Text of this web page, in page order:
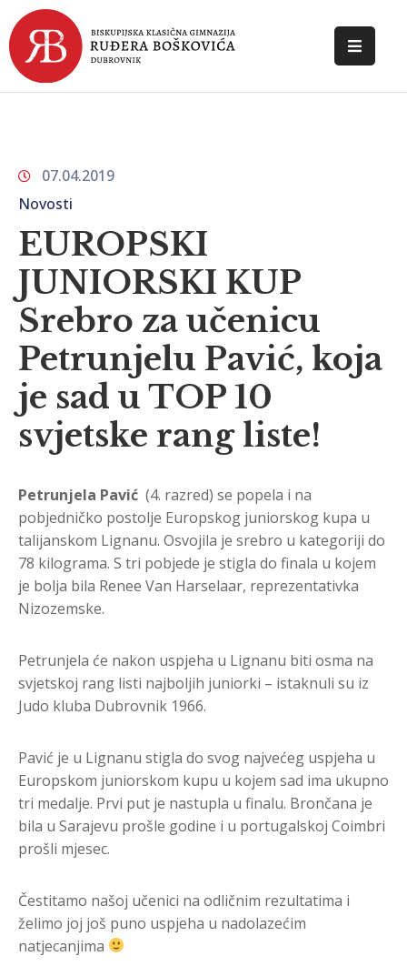
POČETNA
NOVOSTI
KONTAKT
07.04.2019
Novosti
EUROPSKI
JUNIORSKI KUP
Srebro za učenicu
Petrunjelu Pavić, koja
je sad u TOP 10
svjetske rang liste!
Petrunjela Pavić (4. razred) se popela i na
pobjedničko postolje Europskog juniorskog kupa u
talijanskom Lignanu. Osvojila je srebro u kategoriji do
78 kilograma. S tri pobjede je stigla do finala u kojem
je bolja bila Renee Van Harselaar, reprezentativka
Nizozemske.
Petrunjela će nakon uspjeha u Lignanu biti osma na
svjetskoj rang listi najboljih juniorki – istaknuli su iz
Judo kluba Dubrovnik 1966.
Pavić je u Lignanu stigla do svog najvećeg uspjeha u
Europskom juniorskom kupu u kojem sad ima ukupno
tri medalje. Prvi put je nastupla u finalu. Brončana je
bila u Sarajevu prošle godine i u portugalskoj Coimbri
prošli mjesec.
Čestitamo našoj učenici na odličnim rezultatima i
želimo joj još puno uspjeha u nadolazećim
natjecanjima